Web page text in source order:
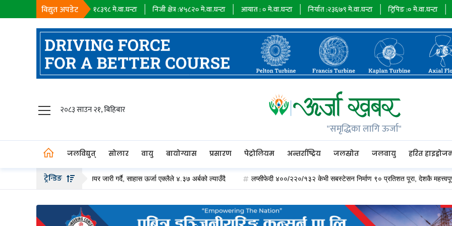
विद्युत अपडेट
सहायक कम्पनी :१८३९८मे.वा.घन्टा निजी क्षेत्र : ४५८२०मे.वा.घन्टा आयात : मे.वा.घन्टा निर्यात :२३६७९मे.वा.घन्टा ट्रिपिङ :० मे.वा.घन्टा ऊर्जा माग :
२०८३ साउन २१, बिहिबार
"समृद्धिका लागि ऊर्जा"
जलविद्युत् सोलार वायु बायोग्यास प्रसारण पेट्रोलियम अन्तर्राष्ट्रिय जलस्रोत जलवायु हरित
वायु
बायोग्यास
पेट्रोलियम
ट्रेन्डिङ
२० अर्ब बढीको हकप्रद सेयर जारी गर्दै, साहास ऊर्जा एक्लैले ४.३७ अर्बको ल्याउँदै लप्सीफेदी ४००/२२०/१३२ केभी सबस्टेसन निर्माण ९० प्रतिशत पूरा, देशकै महत्त्वपूर्ण विद्युत्